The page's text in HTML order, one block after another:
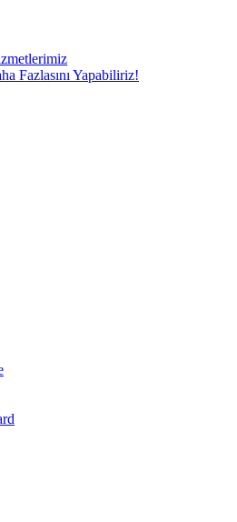
Fazlasını Yapabiliriz!